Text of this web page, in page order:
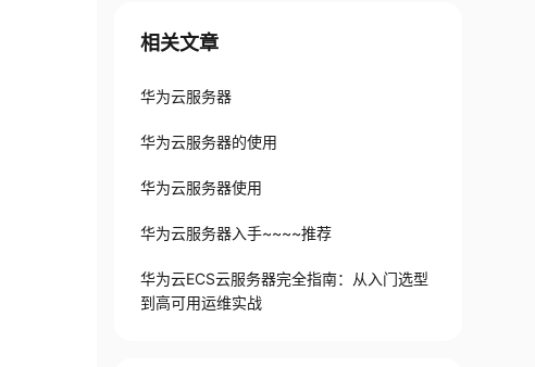
相关文章
华为云服务器
华为云服务器的使用
华为云服务器使用
华为云服务器入手~~~~推荐
华为云ECS云服务器完全指南：从入门选型
到高可用运维实战